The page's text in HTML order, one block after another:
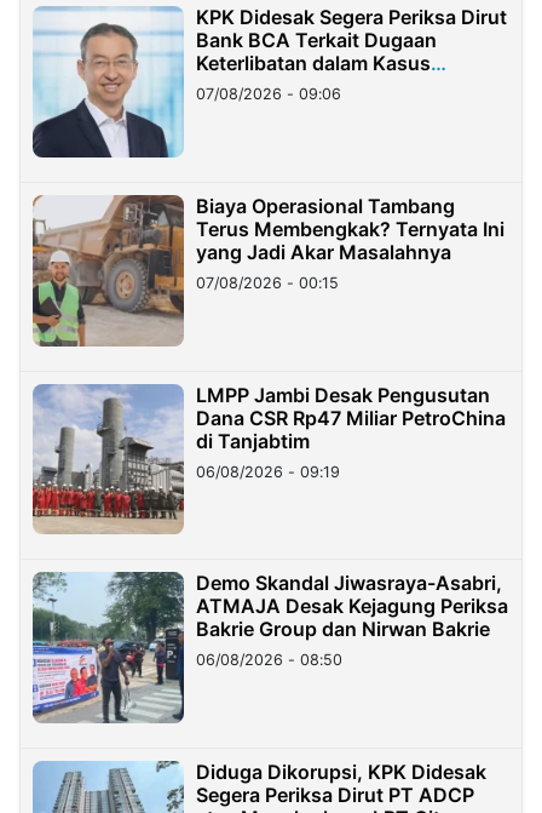
KPK Didesak Segera Periksa Dirut
Bank BCA Terkait Dugaan
Keterlibatan dalam Kasus
Hilangnya Dana Nasabah Rp2,58
Miliar
07/08/2026 - 09:06
Biaya Operasional Tambang
Terus Membengkak? Ternyata Ini
yang Jadi Akar Masalahnya
07/08/2026 - 00:15
LMPP Jambi Desak Pengusutan
Dana CSR Rp47 Miliar PetroChina
di Tanjabtim
06/08/2026 - 09:19
Demo Skandal Jiwasraya-Asabri,
ATMAJA Desak Kejagung Periksa
Bakrie Group dan Nirwan Bakrie
06/08/2026 - 08:50
Diduga Dikorupsi, KPK Didesak
Segera Periksa Dirut PT ADCP